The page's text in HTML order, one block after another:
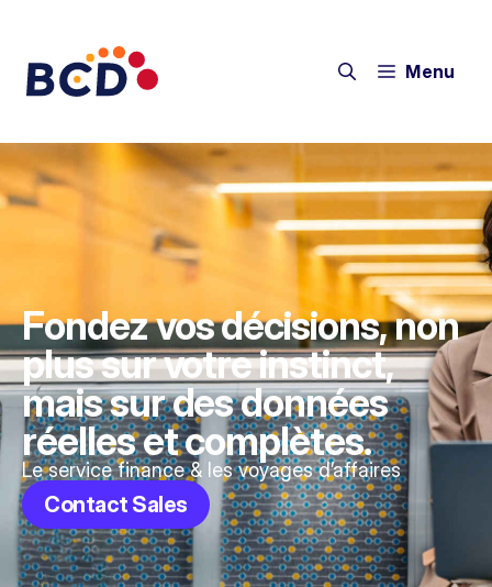
Menu
Fondez vos décisions, non
plus sur votre instinct,
mais sur des données
réelles et complètes.
Le service finance & les voyages d’affaires
Contact Sales